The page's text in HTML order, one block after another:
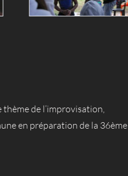
thème de l’improvisation,
en préparation de la 36ème